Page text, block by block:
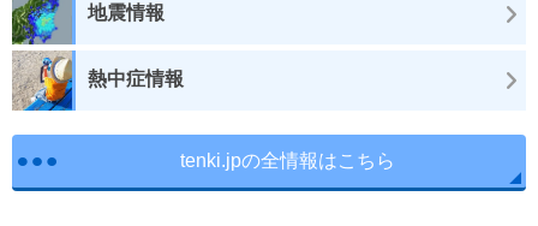
地震情報
熱中症情報
tenki.jpの全情報はこちら